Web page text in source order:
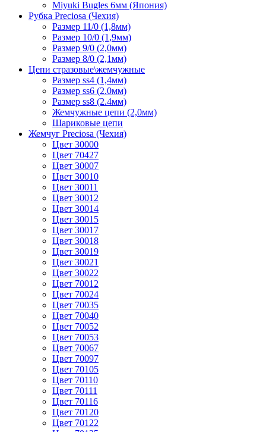
Miyuki Bugles 6мм (Япония)
Рубка Preciosa (Чехия)
Размер 11/0 (1,8мм)
Размер 10/0 (1,9мм)
Размер 9/0 (2,0мм)
Размер 8/0 (2,1мм)
Цепи стразовые\жемчужные
Размер ss4 (1,4мм)
Размер ss6 (2.0мм)
Размер ss8 (2.4мм)
Жемчужные цепи (2,0мм)
Шариковые цепи
Жемчуг Preciosa (Чехия)
Цвет 30000
Цвет 70427
Цвет 30007
Цвет 30010
Цвет 30011
Цвет 30012
Цвет 30014
Цвет 30015
Цвет 30017
Цвет 30018
Цвет 30019
Цвет 30021
Цвет 30022
Цвет 70012
Цвет 70024
Цвет 70035
Цвет 70040
Цвет 70052
Цвет 70053
Цвет 70067
Цвет 70097
Цвет 70105
Цвет 70110
Цвет 70111
Цвет 70116
Цвет 70120
Цвет 70122